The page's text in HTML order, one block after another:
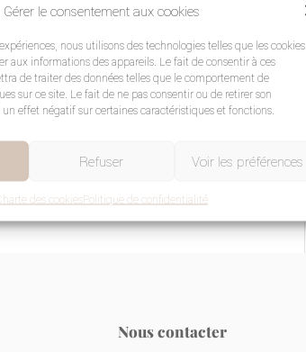
Gérer le consentement aux cookies
nous utilisons des technologies telles que les cookies
aux informations des appareils. Le fait de consentir à ces
de traiter des données telles que le comportement de
sur ce site. Le fait de ne pas consentir ou de retirer son
effet négatif sur certaines caractéristiques et fonctions.
Refuser Voir les préférences
des cookiesPolitique de confidentialité
Nous contacter